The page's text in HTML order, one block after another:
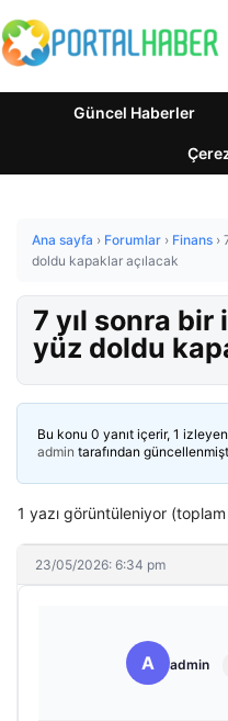
Güncel Haberler
Ana sayfa › Forumlar › Finans ›
doldu kapaklar açılacak
7 yıl sonra
yüz doldu
Bu konu 0 yanıt içerir, 1
admin tarafından
1 yazı görüntüleniyor (toplam
23/05/2026: 6:34 pm
A admin